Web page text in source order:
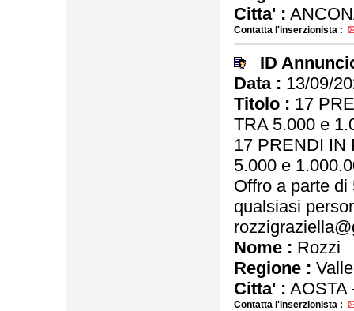
Citta' :
Contatta l'inserzionista :
ID
Data : 13/09/
Titolo : 17
TRA 5.000 e
17 PRENDI IN
5.000 e
Offro a parte di
qualsiasi
Nome : Rozzi
Regione :
Citta' :
Contatta l'inserzionista :